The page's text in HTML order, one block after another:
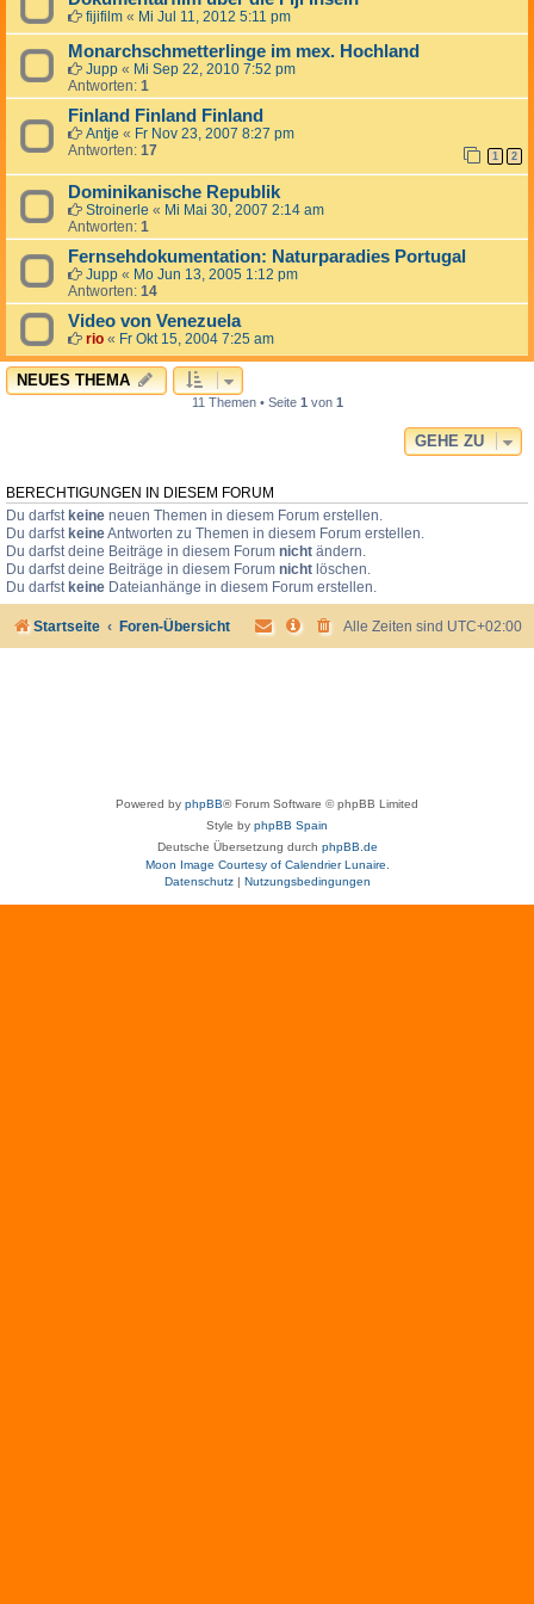
fijifilm « Mi Jul 11, 2012 5:11 pm
Monarchschmetterlinge im mex. Hochland
Jupp « Mi Sep 22, 2010 7:52 pm
Antworten: 1
Finland Finland Finland
Antje « Fr Nov 23, 2007 8:27 pm
Antworten: 17 1 2
Dominikanische Republik
Stroinerle « Mi Mai 30, 2007 2:14 am
Antworten: 1
Fernsehdokumentation: Naturparadies Portugal
Jupp « Mo Jun 13, 2005 1:12 pm
Antworten: 14
Video von Venezuela
rio « Fr Okt 15, 2004 7:25 am
NEUES THEMA
11 Themen • Seite 1 von 1
GEHE ZU
BERECHTIGUNGEN IN DIESEM FORUM
Du darfst keine neuen Themen in diesem Forum erstellen.
Du darfst keineAntworten zu Themen in diesem Forum erstellen.
Du darfst deine Beiträge in diesem Forum nicht ändern.
Du darfst deine Beiträge in diesem Forum nicht löschen.
Du darfst keine Dateianhänge in diesem Forum erstellen.
Startseite Foren-Übersicht Alle Zeiten sind UTC+02:00
Powered by phpBB® Forum Software © phpBB Limited
Style by phpBB Spain
Deutsche Übersetzung durch phpBB.de
Moon Image Courtesy of Calendrier Lunaire.
Datenschutz| Nutzungsbedingungen